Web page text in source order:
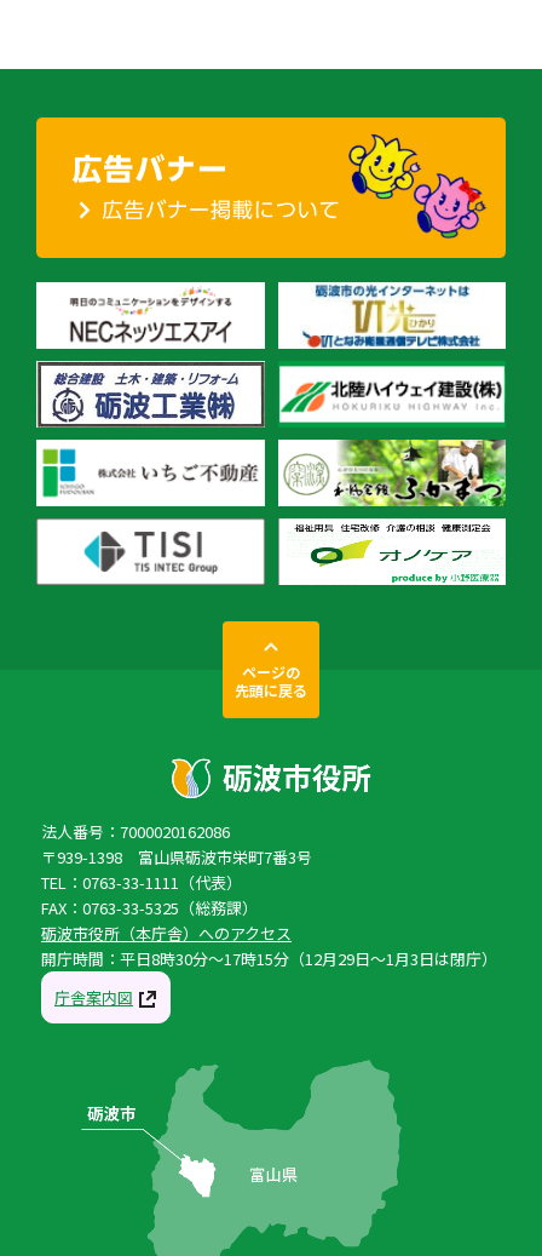
ページの
先頭に戻る
法人番号：7000020162086
〒939-1398 富山県砺波市栄町7番3号
TEL：0763-33-1111（代表）
FAX：0763-33-5325（総務課）
砺波市役所（本庁舎）へのアクセス
開庁時間：平日8時30分〜17時15分（12月29日〜1月3日は閉庁）
庁舎案内図